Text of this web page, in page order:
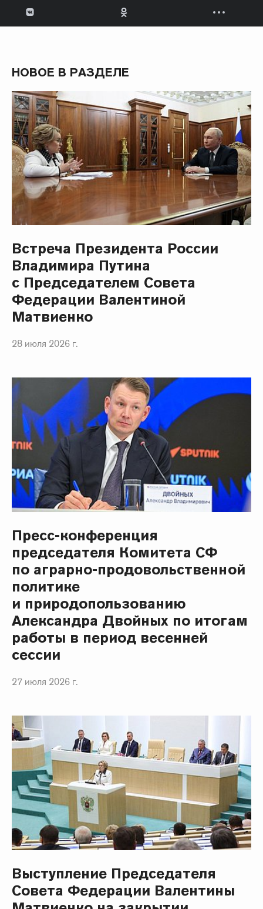
НОВОЕ В РАЗДЕЛЕ
Встреча Президента России
Владимира Путина
с Председателем Совета
Федерации Валентиной
Матвиенко
28 июля 2026 г.
Пресс-конференция
председателя Комитета СФ
по аграрно-продовольственной
политике
и природопользованию
Александра Двойных по итогам
работы в период весенней
сессии
27 июля 2026 г.
Выступление Председателя
Совета Федерации Валентины